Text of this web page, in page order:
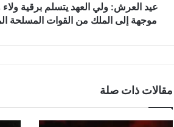
الملك
القوات
عيد العرش: ولي العهد يتسلم برقية ولاء
موجهة إلى الملك من القوات المسلحة
مقالات ذات صلة